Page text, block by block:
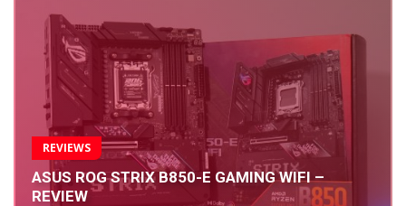
REVIEWS
ASUS ROG STRIX B850-E GAMING WIFI –
REVIEW